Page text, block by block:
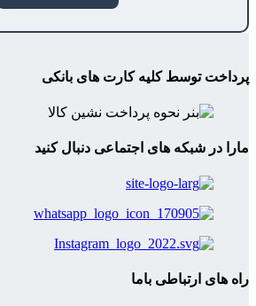
پرداخت توسط کلیه کارت های بانکی
مارا در شبکه های اجتماعی دنبال کنید
راه های ارتباطی باما